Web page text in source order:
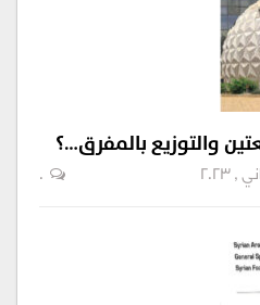
والتوزيع بالمفرق…؟
0